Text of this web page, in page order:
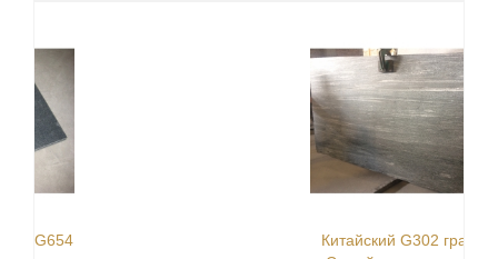
Китайский G302 гранит